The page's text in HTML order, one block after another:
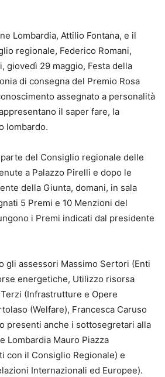
Lombardia, Attilio Fontana, e il
regionale, Federico Romani,
giovedì 29 maggio, Festa della
di consegna del Premio Rosa
assegnato a personalità
il saper fare, la
lombardo.
del Consiglio regionale delle
a Palazzo Pirelli e dopo le
della Giunta, domani, in sala
5 Premi e 10 Menzioni del
i Premi indicati dal presidente
gli assessori Massimo Sertori (Enti
energetiche, Utilizzo risorsa
(Infrastrutture e Opere
(Welfare), Francesca Caruso
presenti anche i sottosegretari alla
Lombardia Mauro Piazza
con il Consiglio Regionale) e
Internazionali ed Europee).